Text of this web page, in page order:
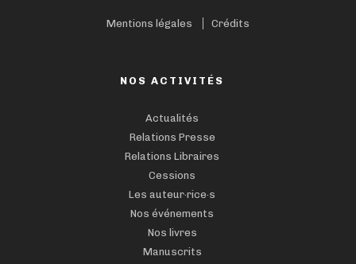
Mentions légales Crédits
NOS ACTIVITÉS
Actualités
Relations Presse
Relations Libraires
Cessions
Les auteur·rice·s
Nos événements
Nos livres
Manuscrits